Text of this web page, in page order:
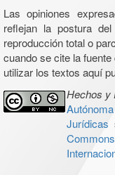
Las opiniones
reflejan la postura
reproducción total o
cuando se cite la
utilizar los textos aquí
Hechos y
Jurídicas